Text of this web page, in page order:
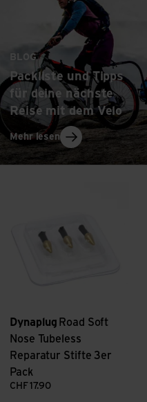
BLOG
Packliste und Tipps
für deine nächste
Reise mit dem Velo
Mehr lesen: Packliste und
Dynaplug Road Soft
Nose Tubeless
Reparatur Stifte 3er
Pack
CHF 17.90